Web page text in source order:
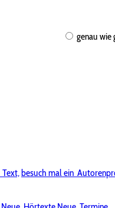
genau wie
Text,besuch mal ein